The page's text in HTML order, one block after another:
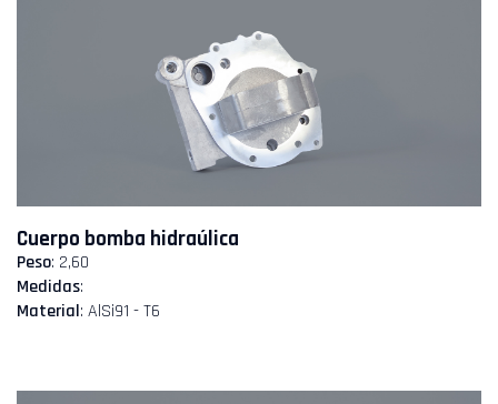
Cuerpo bomba hidraúlica
Peso: 2,60
Medidas:
Material: AlSi91 - T6